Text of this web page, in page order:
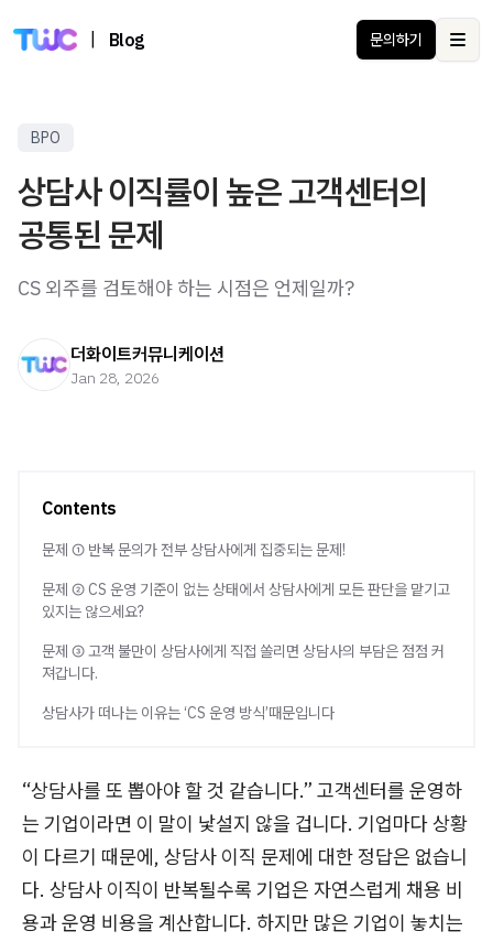
Blog 문의하기
BPO
상담사 이직률이 높은 고객센터의
공통된 문제
CS 외주를 검토해야 하는 시점은 언제일까?
더화이트커뮤니케이션
Jan 28, 2026
Contents
문제 ① 반복 문의가 전부 상담사에게 집중되는 문제!
문제 ② CS 운영 기준이 없는 상태에서 상담사에게 모든 판단을 맡기고
있지는 않으세요?
문제 ③ 고객 불만이 상담사에게 직접 쏠리면 상담사의 부담은 점점 커
져갑니다.
상담사가 떠나는 이유는 ‘CS 운영 방식’때문입니다
“상담사를 또 뽑아야 할 것 같습니다.” 고객센터를 운영하
는 기업이라면 이 말이 낯설지 않을 겁니다. 기업마다 상황
이 다르기 때문에, 상담사 이직 문제에 대한 정답은 없습니
다. 상담사 이직이 반복될수록 기업은 자연스럽게 채용 비
용과 운영 비용을 계산합니다. 하지만 많은 기업이 놓치는